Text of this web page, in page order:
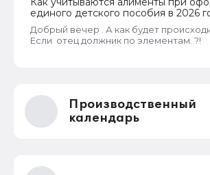
единого детского пособия в 2026
Добрый вечер . А как будет
Если отец должник по элементам. ?!
Производственный
календарь